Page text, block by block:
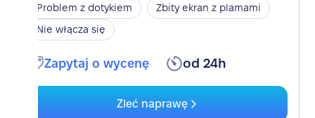
Problem z dotykiem
Zbity ekran z plamami
Nie włącza się
Zapytaj o wycenę od 24h
Zleć naprawę